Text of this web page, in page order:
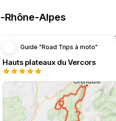
Rhône-Alpes
Guide "Road Trips à moto"
Hauts plateaux du Vercors